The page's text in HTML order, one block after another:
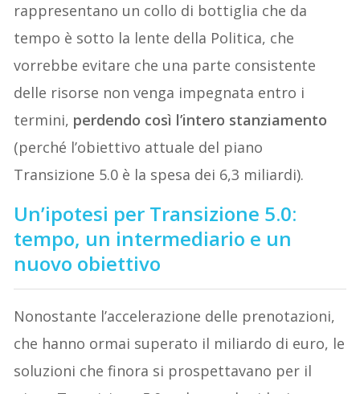
rappresentano un collo di bottiglia che da
tempo è sotto la lente della Politica, che
vorrebbe evitare che una parte consistente
delle risorse non venga impegnata entro i
termini, perdendo così l’intero stanziamento
(perché l’obiettivo attuale del piano
Transizione 5.0 è la spesa dei 6,3 miliardi).
Un’ipotesi per Transizione 5.0:
tempo, un intermediario e un
nuovo obiettivo
Nonostante l’accelerazione delle prenotazioni,
che hanno ormai superato il miliardo di euro, le
soluzioni che finora si prospettavano per il